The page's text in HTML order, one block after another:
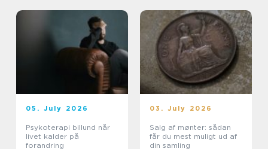
05. July 2026
Psykoterapi billund når
livet kalder på
forandring
03. July 2026
Salg af mønter: sådan
får du mest muligt ud af
din samling